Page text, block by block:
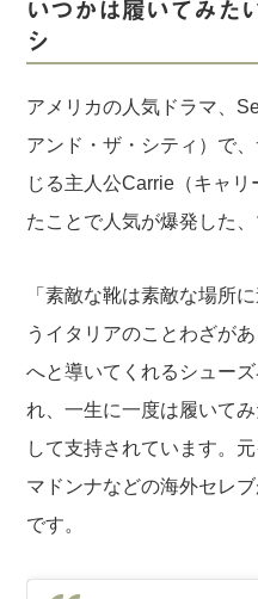
いつかは履いてみた
シ
アメリカの人気ドラマ、
アンド・ザ・シティ）で
じる主人公Carrie（キャ
たことで人気が爆発した
「素敵な靴は素敵な場所
うイタリアのことわざが
へと導いてくれるシュー
れ、一生に一度は履いて
して支持されています。
マドンナなどの海外セレ
です。